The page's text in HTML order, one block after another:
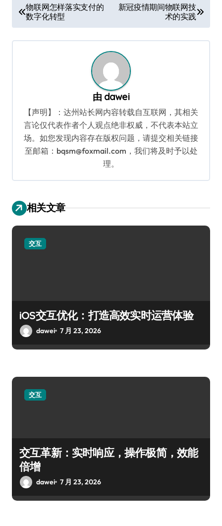
章
导
物联网怎样落实支付的
数字化转型
新冠疫情期间物联网技
术的实践
由 dawei
【声明】：达州站长网内容转载自互联网，其相关
言论仅代表作者个人观点绝非权威，不代表本站立
场。如您发现内容存在版权问题，请提交相关链接
至邮箱：bqsm@foxmail.com，我们将及时予以处
理。
相关文章
交互
iOS交互优化：打造高效实时运营体验
dawei 7 月 23, 2026
交互
交互革新：实时响应，操作极简，效能
倍增
dawei 7 月 23, 2026